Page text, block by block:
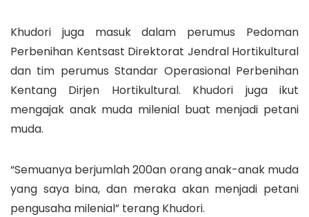
Khudori juga masuk dalam perumus Pedoman
Perbenihan Kentsast Direktorat Jendral Hortikultural
dan tim perumus Standar Operasional Perbenihan
Kentang Dirjen Hortikultural. Khudori juga ikut
mengajak anak muda milenial buat menjadi petani
muda.
“Semuanya berjumlah 200an orang anak-anak muda
yang saya bina, dan meraka akan menjadi petani
pengusaha milenial” terang Khudori.